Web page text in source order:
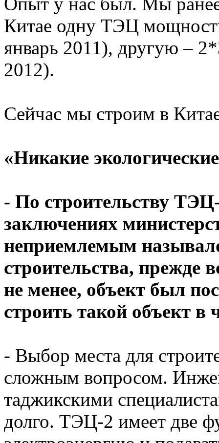
Китае одну ТЭЦ
январь 2011), другую –
2012).
Сейчас мы строим в
«Никакие
- По строительству
заключениях
неприемлемым
строительства, прежде
не менее, объект был
строить такой объект в
- Выбор места для
сложным вопросом.
таджикскими
долго. ТЭЦ-2 имеет две